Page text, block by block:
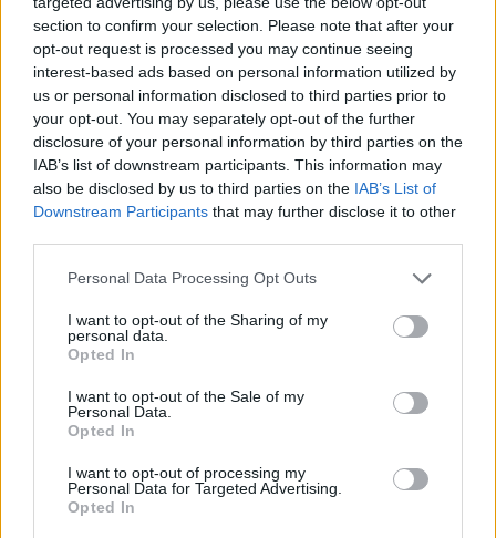
section to confirm your selection. Please note that after your
opt-out request is processed you may continue seeing
interest-based ads based on personal information utilized by
us or personal information disclosed to third parties prior to
your opt-out. You may separately opt-out of the further
disclosure of your personal information by third parties on the
IAB’s list of downstream participants. This information may
also be disclosed by us to third parties on the IAB’s List of
Downstream Participants that may further disclose it to other
Personal Data Processing Opt Outs
I want to opt-out of the Sharing of my
personal data.
Opted In
I want to opt-out of the Sale of my
Personal Data.
Opted In
I want to opt-out of processing my
Personal Data for Targeted Advertising.
Opted In
Διεθνές Συνέδριο “Exercise is Medicine
HS Team
Δείτε Ακόμη